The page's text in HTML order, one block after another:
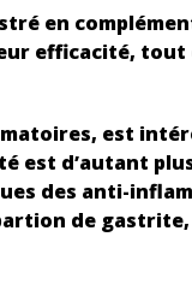
en
efficacité,
est
est d’autant
des anti-
de